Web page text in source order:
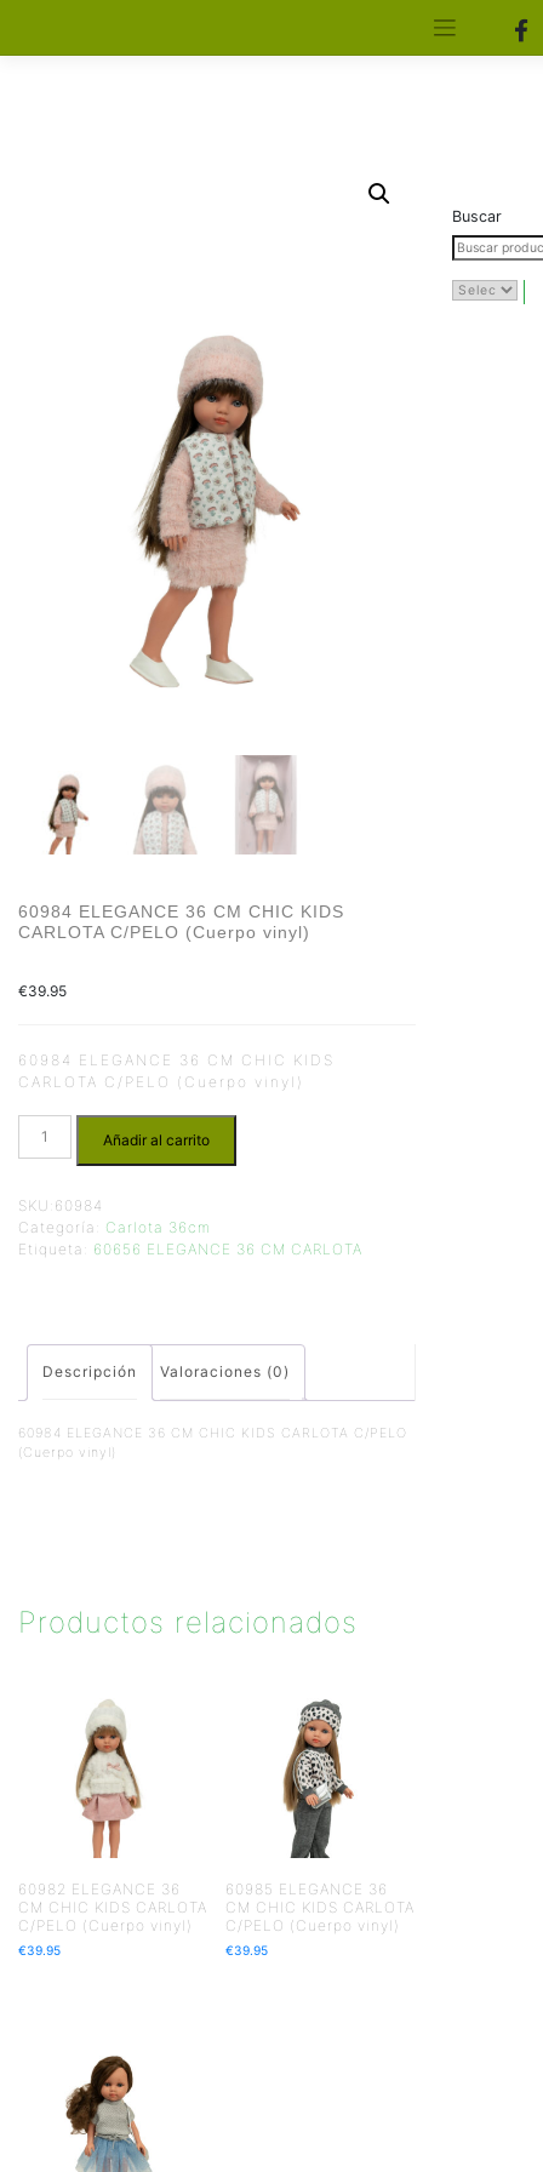
60984 ELEGANCE 36 CM CHIC KIDS
CARLOTA C/PELO (Cuerpo vinyl)
€39.95
60984 ELEGANCE 36 CM CHIC KIDS
CARLOTA C/PELO (Cuerpo vinyl)
Añadir al carrito
SKU: 60984
Categoría: Carlota 36cm
Etiqueta: 60656 ELEGANCE 36 CM CARLOTA
Descripción Valoraciones (0)
60984 ELEGANCE 36 CM CHIC KIDS CARLOTA C/PELO
(Cuerpo vinyl)
Productos relacionados
60982 ELEGANCE 36
CM CHIC KIDS CARLOTA
C/PELO (Cuerpo vinyl)
€39.95
60985 ELEGANCE 36
CM CHIC KIDS CARLOTA
C/PELO (Cuerpo vinyl)
€39.95
Buscar